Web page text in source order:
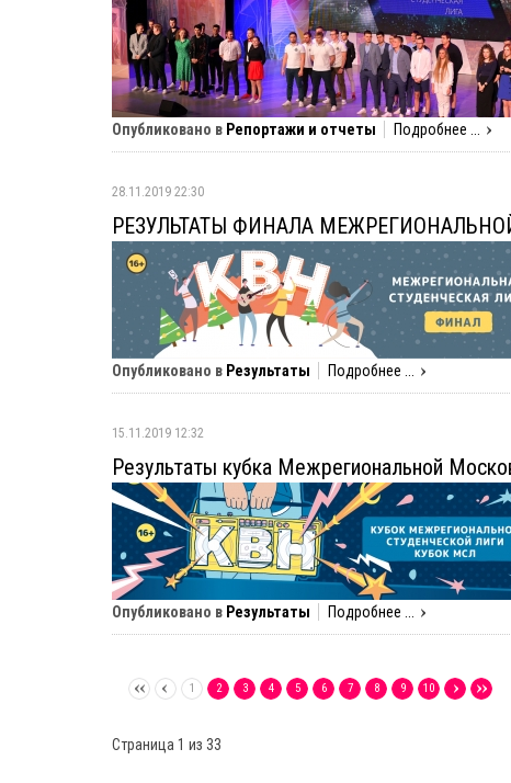
Опубликовано в Репортажи и отчеты Подробнее ...
28.11.2019 22:30
РЕЗУЛЬТАТЫ ФИНАЛА
Опубликовано в Результаты Подробнее ...
15.11.2019 12:32
Результаты кубка Межрегиональной
Опубликовано в Результаты Подробнее ...
1 2 3 4 5 6 7 8 9 10
Страница 1 из 33